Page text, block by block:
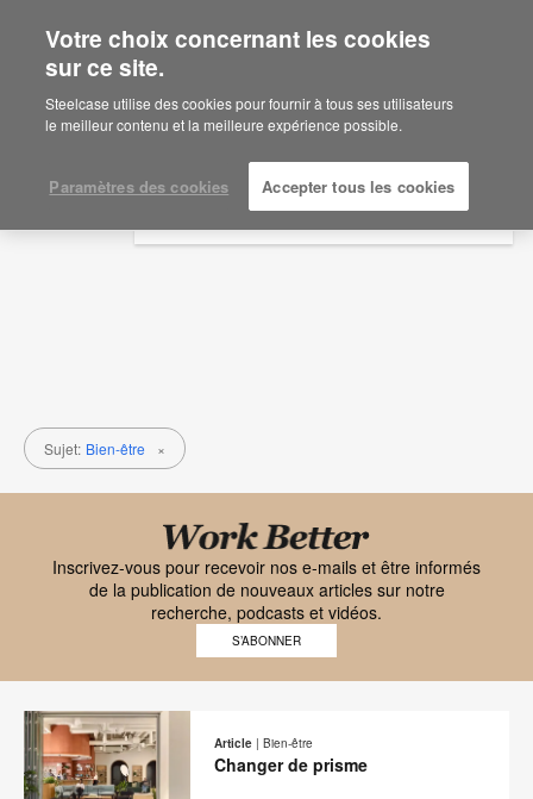
Are you in United States?
Would you like to see Products we sell in
your region?
English
Español
Recherches
Sujet: Bien-être ×
Black
font
Work
Better
logo
Inscrivez-vous pour recevoir nos e-mails et être informés
de la publication de nouveaux articles sur notre
recherche, podcasts et vidéos.
S’ABONNER
Article | Bien-être
Changer de prisme
Votre choix concernant les cookies
sur ce site.
Steelcase utilise des cookies pour fournir à tous ses utilisateurs
le meilleur contenu et la meilleure expérience possible.
Paramètres des cookies Accepter tous les cookies